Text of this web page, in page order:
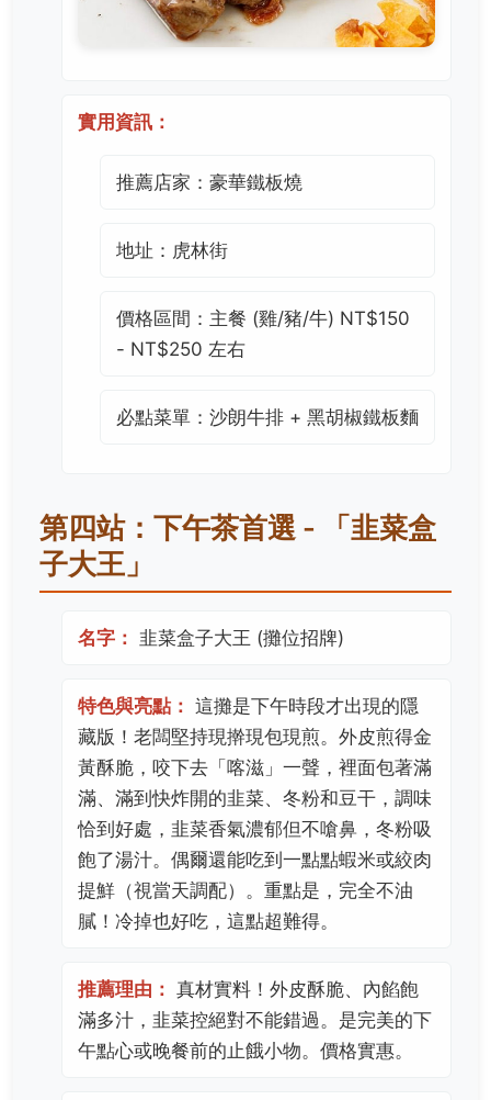
實用資訊：
推薦店家：豪華鐵板燒
地址：虎林街
價格區間：主餐 (雞/豬/牛) NT$150
- NT$250 左右
必點菜單：沙朗牛排 + 黑胡椒鐵板麵
第四站：下午茶首選 - 「韭菜盒
子大王」
名字： 韭菜盒子大王 (攤位招牌)
特色與亮點： 這攤是下午時段才出現的隱
藏版！老闆堅持現擀現包現煎。外皮煎得金
黃酥脆，咬下去「喀滋」一聲，裡面包著滿
滿、滿到快炸開的韭菜、冬粉和豆干，調味
恰到好處，韭菜香氣濃郁但不嗆鼻，冬粉吸
飽了湯汁。偶爾還能吃到一點點蝦米或絞肉
提鮮（視當天調配）。重點是，完全不油
膩！冷掉也好吃，這點超難得。
推薦理由： 真材實料！外皮酥脆、內餡飽
滿多汁，韭菜控絕對不能錯過。是完美的下
午點心或晚餐前的止餓小物。價格實惠。